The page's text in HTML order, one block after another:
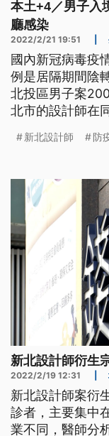
本土+4／男子入
廳感染
2022/2/21 19:51
國內新冠病毒疫
例是居隔期間陰
北投區男子案
北市的設計師在
染再添3例，最
釐清。
新北設計師 防
新北設計師衍生
2022/2/19 12:31
新北設計師案衍
診者，主要集中
業不同，醫師分